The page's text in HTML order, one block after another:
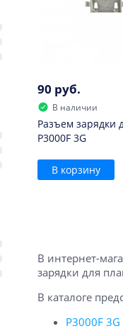
90 руб.
В наличии
Разъем зарядки
P3000F 3G
В корзину
В интернет-
зарядки для
В каталоге
P3000F 3G